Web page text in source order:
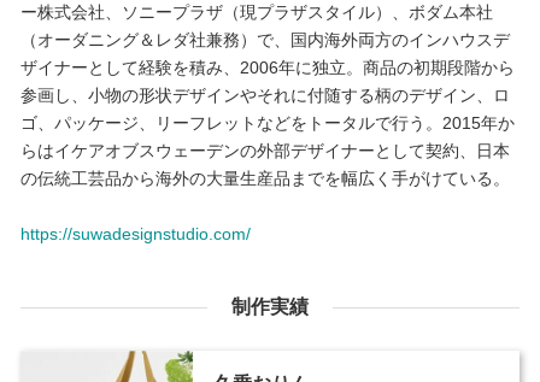
ー株式会社、ソニープラザ（現プラザスタイル）、ボダム本社
（オーダニング＆レダ社兼務）で、国内海外両方のインハウスデ
ザイナーとして経験を積み、2006年に独立。商品の初期段階から
参画し、小物の形状デザインやそれに付随する柄のデザイン、ロ
ゴ、パッケージ、リーフレットなどをトータルで行う。2015年か
らはイケアオブスウェーデンの外部デザイナーとして契約、日本
の伝統工芸品から海外の大量生産品までを幅広く手がけている。
https://suwadesignstudio.com/
制作実績